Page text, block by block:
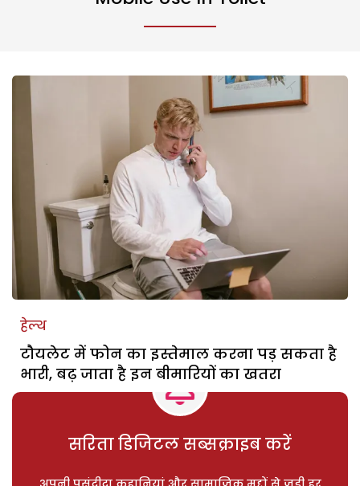
हेल्थ
टौयलेट में फोन का इस्तेमाल करना पड़ सकता है
भारी, बढ़ जाता है इन बीमारियों का खतरा
सरिता डिजिटल सब्सक्राइब करें